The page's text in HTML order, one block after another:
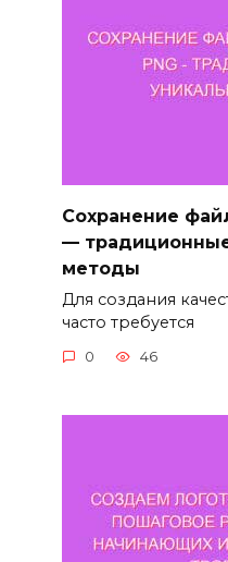
Сохранение
—
методы
Для создания
часто требуется
0 46